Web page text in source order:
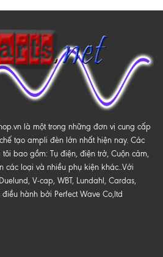
là một trong những đơn vị cung cấp
tạo ampli đèn lớn nhất hiện nay. Các
bao gồm: Tụ điện, điện trở, Cuộn cảm,
các loại và nhiều phụ kiện khác..Với
V-cap, WBT, Lundahl, Cardas,
điều hành bởi Perfect Wave Co,ltd